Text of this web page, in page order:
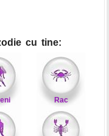
cu tine:
Rac